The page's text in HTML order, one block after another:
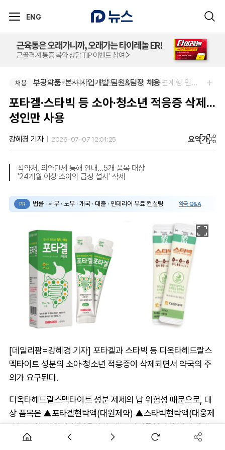
ENG
채용 한국오츠카제약(주)-병원영업(MR) 채용연계형 인턴(신입사원) 모집 공고
채용 부광약품-본사 사업개발 팀원&팀장 채용
포타겔·스타빅 등 소아·청소년 적응증 삭제...
성인만 사용
강혜경 기자 2026-07-07 12:01:25 요약가
식약처, 의약단체 통해 안내…5개 품목 대상
'24개월 이상 소아의 급성 설사' 삭제
PR 법률 · 세무 · 노무 · 개국 · 대출 · 인테리어 무료 컨설팅 약국 Q&A
[데일리팜=강혜경 기자] 포타겔과 스타빅 등 디옥타헤드랄스
멕타이트 성분의 소아·청소년 적응증이 삭제되면서 약국의 주
의가 요구된다.
디옥타헤드랄스멕타이트 성분 제제의 납 위험성 때문으로, 대
상 품목은 ▲포타겔현탁액(대원제약) ▲스타빅현탁액(대웅제
약) ▲디옥타현탁액(대웅바이오) ▲다이톱현탁액(삼아제약)
▲슈멕톤현탁액(일양약품) 등 5품목이다.